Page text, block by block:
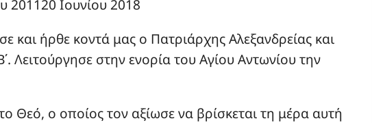
201120 Ιουνίου 2018
και ήρθε κοντά μας ο Πατριάρχης Αλεξανδρείας και
Λειτούργησε στην ενορία του Αγίου Αντωνίου την
Θεό, ο οποίος τον αξίωσε να βρίσκεται τη μέρα αυτή